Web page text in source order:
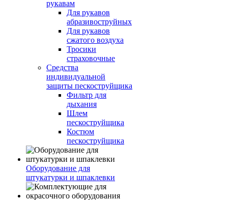
рукавам
Для рукавов
абразивоструйных
Для рукавов
сжатого воздуха
Тросики
страховочные
Средства
индивидуальной
защиты пескоструйщика
Фильтр для
дыхания
Шлем
пескоструйщика
Костюм
пескоструйщика
Оборудование для
штукатурки и шпаклевки